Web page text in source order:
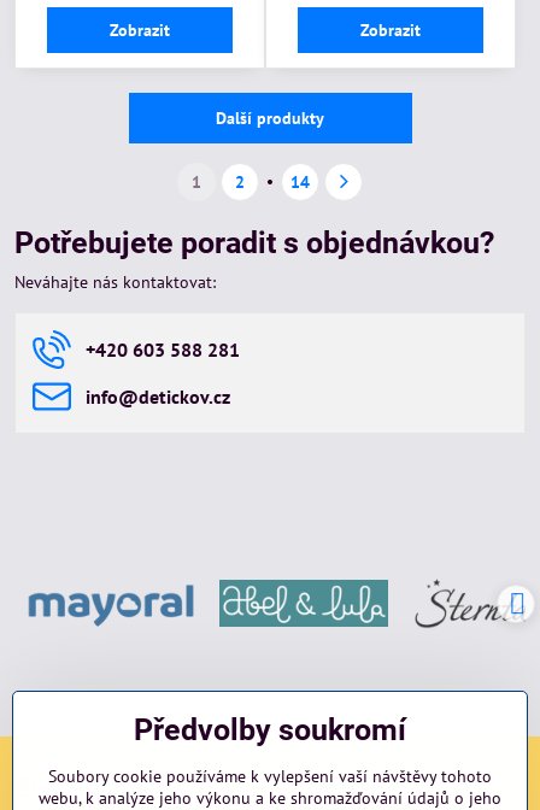
Zobrazit Zobrazit
Další produkty
1 2 14
Potřebujete poradit s objednávkou?
Neváhajte nás kontaktovat:
+420 603 588 281
info​@detickov​.cz
Sociální sítě
Předvolby soukromí
Soubory cookie používáme k vylepšení vaší návštěvy tohoto
webu, k analýze jeho výkonu a ke shromažďování údajů o jeho